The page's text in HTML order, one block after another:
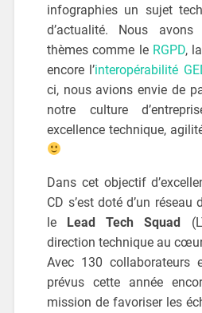
infographies un sujet
d’actualité. Nous
thèmes comme le RGPD, la
encore l’interopérabilité
ci, nous avions envie de
notre culture
excellence technique,
Dans cet objectif
CD s’est doté d’un réseau
le Lead Tech Squad
direction technique au
Avec 130 collaborateurs
prévus cette année
mission de favoriser les